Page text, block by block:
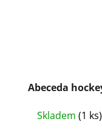
Abeceda
Skladem (1 ks)